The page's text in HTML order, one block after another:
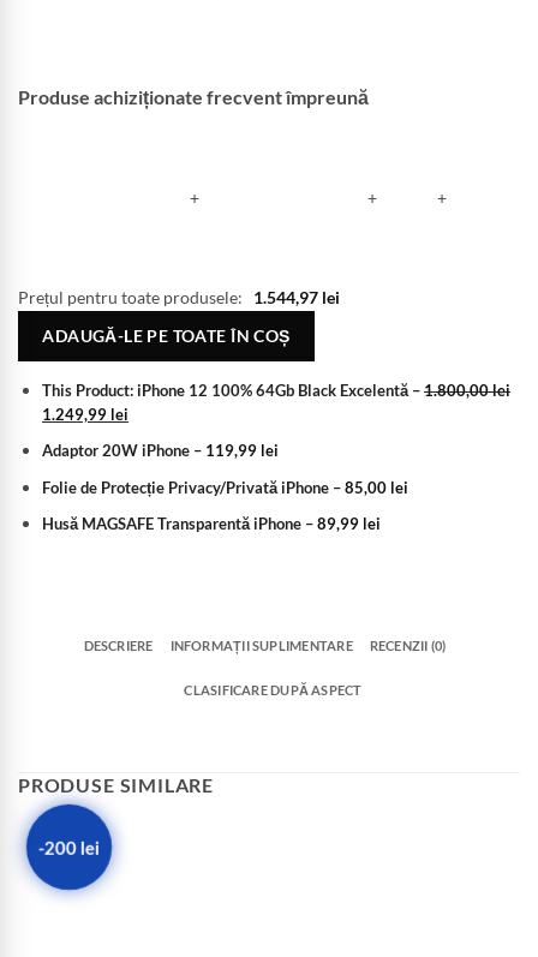
Produse achiziționate frecvent împreună
+ + +
Prețul pentru toate produsele: 1.544,97 lei
ADAUGĂ-LE PE TOATE ÎN COȘ
This Product: iPhone 12 100% 64Gb Black Excelentă – 1.800,00lei
1.249,99 lei
Adaptor 20W iPhone – 119,99 lei
Folie de Protecție Privacy/Privată iPhone – 85,00 lei
Husă MAGSAFE Transparentă iPhone – 89,99 lei
DESCRIERE INFORMAȚII SUPLIMENTARE RECENZII (0)
CLASIFICARE DUPĂ ASPECT
PRODUSE SIMILARE
-200 lei